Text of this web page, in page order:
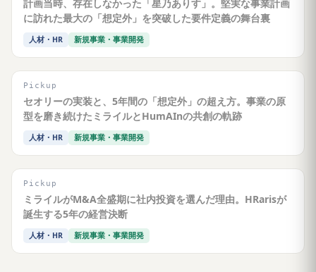
計画当時、存在しなかった「星乃ありす」。堅実な事業計画
に訪れた最大の「想定外」を突破した要件定義の舞台裏
人材・HR 新規事業・事業開発
Pickup
セオリーの実装と、5年間の「想定外」の超え方。事業の原
型を磨き続けたミライルとHumAInの共創の軌跡
人材・HR 新規事業・事業開発
Pickup
ミライルがM&A全盛期に社内投資を選んだ理由。HRarisが
誕生する5年の経営決断
人材・HR 新規事業・事業開発